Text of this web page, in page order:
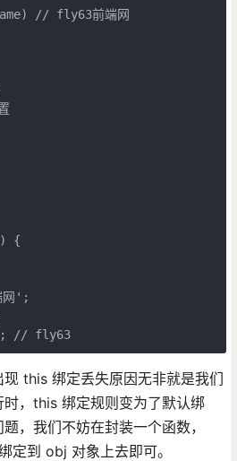
// fly63前端网
{
网';
setTimeout(bar, 100); // fly63
this 绑定丢失原因无非就是我们
，this 绑定规则变为了默认绑
，我们不妨在封装一个函数，
到 obj 对象上去即可。